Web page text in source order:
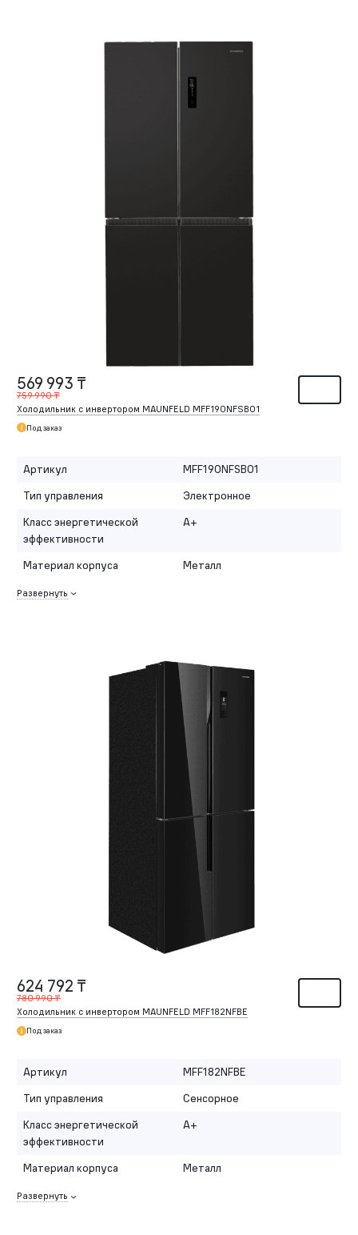
569 993 ₸
759 990 ₸
Холодильник с инвертором MAUNFELD MFF190NFSB01
Под заказ
Артикул
MFF190NFSB01
Тип управления
Электронное
Класс энергетической
эффективности
A+
Материал корпуса Металл
Развернуть
624 792 ₸
780 990 ₸
Холодильник c инвертором MAUNFELD MFF182NFBE
Под заказ
Артикул
MFF182NFBE
Тип управления
Сенсорное
Класс энергетической
эффективности
A+
Материал корпуса Металл
Развернуть